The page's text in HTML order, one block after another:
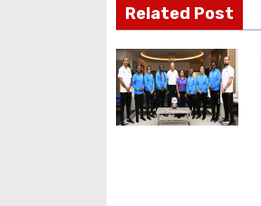
d
e
l
’
Related Post